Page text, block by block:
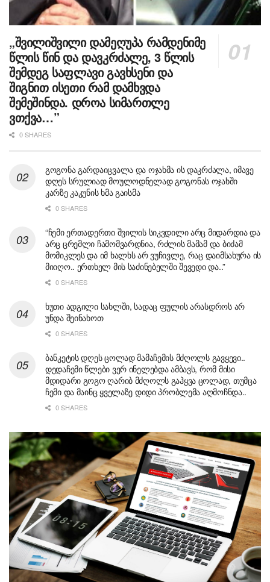
„შვილიშვილი დამეღუპა რამდენიმე
წლის წინ და დავკრძალე, 3 წლის
შემდეგ საფლავი გავხსენი და
შიგნით ისეთი რამ დამხვდა
შემეშინდა. დროა სიმართლე
ვთქვა…”
0 SHARES
გოგონა გარდაიცვალა და ოჯახმა ის დაკრძალა, იმავე
დღეს სრულიად მოულოდნელად გოგონას ოჯახში
კარზე კაკუნის ხმა გაისმა
0 SHARES
“ჩემი ერთადერთი შვილის სიკვდილი არც მიდარდია და
არც ცრემლი ჩამომვარდნია, რძლის მამამ და ბიძამ
მომიკლეს და იმ ხალხს არ ვუჩივლე, რაც დაიმსახურა ის
მიიღო.. ერთხელ მის საძინებელში შევედი და..”
0 SHARES
ხუთი ადგილი სახლში, სადაც ფულის არასდროს არ
უნდა შეინახოთ
0 SHARES
ბანკეტის დღეს ცოლად მამაჩემის მძღოლს გავყევი..
დედაჩემი წლები ვერ ინელებდა ამბავს, რომ მისი
მდიდარი გოგო ღარიბ მძღოლს გაჰყვა ცოლად, თუმცა
ჩემი და მაინც ყველაზე დიდი პრობლემა აღმოჩნდა..
0 SHARES